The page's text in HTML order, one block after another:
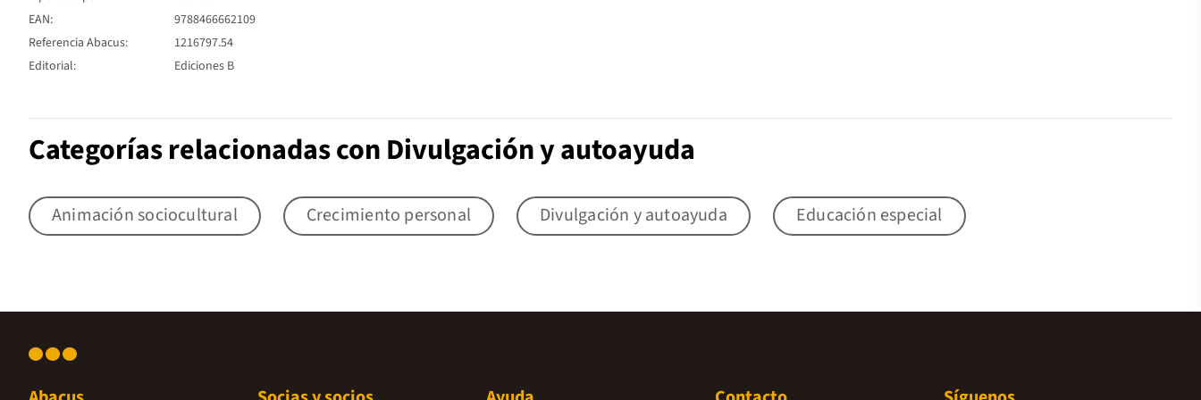
EAN:
9788466662109
Referencia Abacus:
1216797.54
Editorial:
Ediciones B
Categorías relacionadas con Divulgación y autoayuda
Animación sociocultural Crecimiento personal Divulgación y autoayuda Educación especial